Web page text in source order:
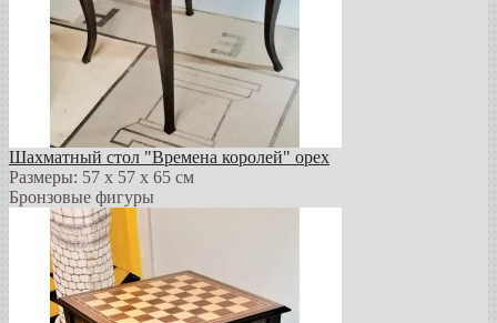
Шахматный стол "Времена королей" орех
Размеры: 57 х 57 х 65 см
Бронзовые фигуры